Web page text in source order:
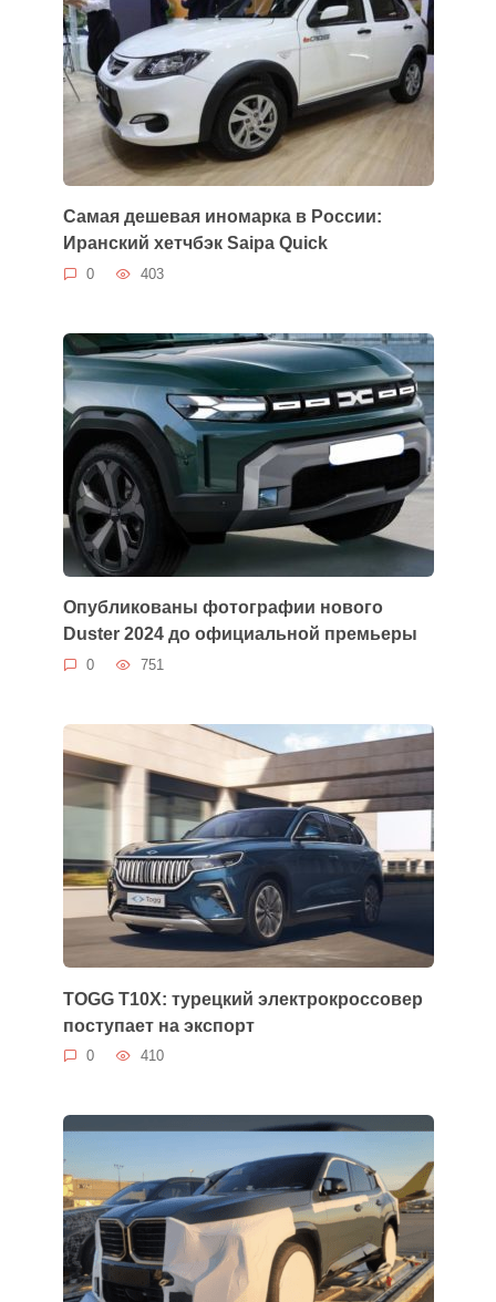
Самая дешевая иномарка в России:
Иранский хетчбэк Saipa Quick
0 403
Опубликованы фотографии нового
Duster 2024 до официальной премьеры
0 751
TOGG T10X: турецкий электрокроссовер
поступает на экспорт
0 410